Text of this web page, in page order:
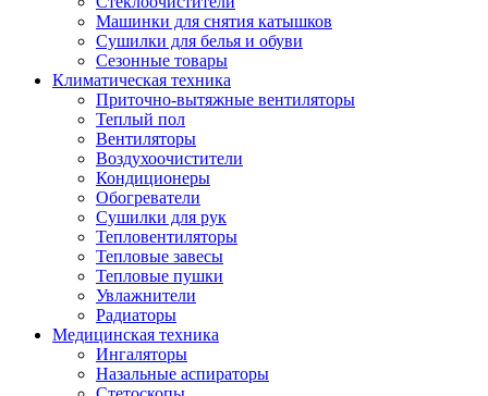
Экраны
Магнитно-маркерные доски
Радиобудильники
Радиоприемники
Саундбары
Системы и компоненты hi-fi
Компоненты hi-fi
Плееры и аксессуары
Плееры
Фото и видеокамеры
Фотоаппараты
Зеркальные фотоаппараты
Экшн-камеры
Аксессуары для фото- видео техники
Штативы
Машинки для снятия катышков
Сушилки для белья и обуви
Сезонные товары
Климатическая техника
Приточно-вытяжные вентиляторы
Теплый пол
Вентиляторы
Воздухоочистители
Кондиционеры
Обогреватели
Сушилки для рук
Тепловентиляторы
Тепловые завесы
Тепловые пушки
Увлажнители
Радиаторы
Медицинская техника
Ингаляторы
Назальные аспираторы